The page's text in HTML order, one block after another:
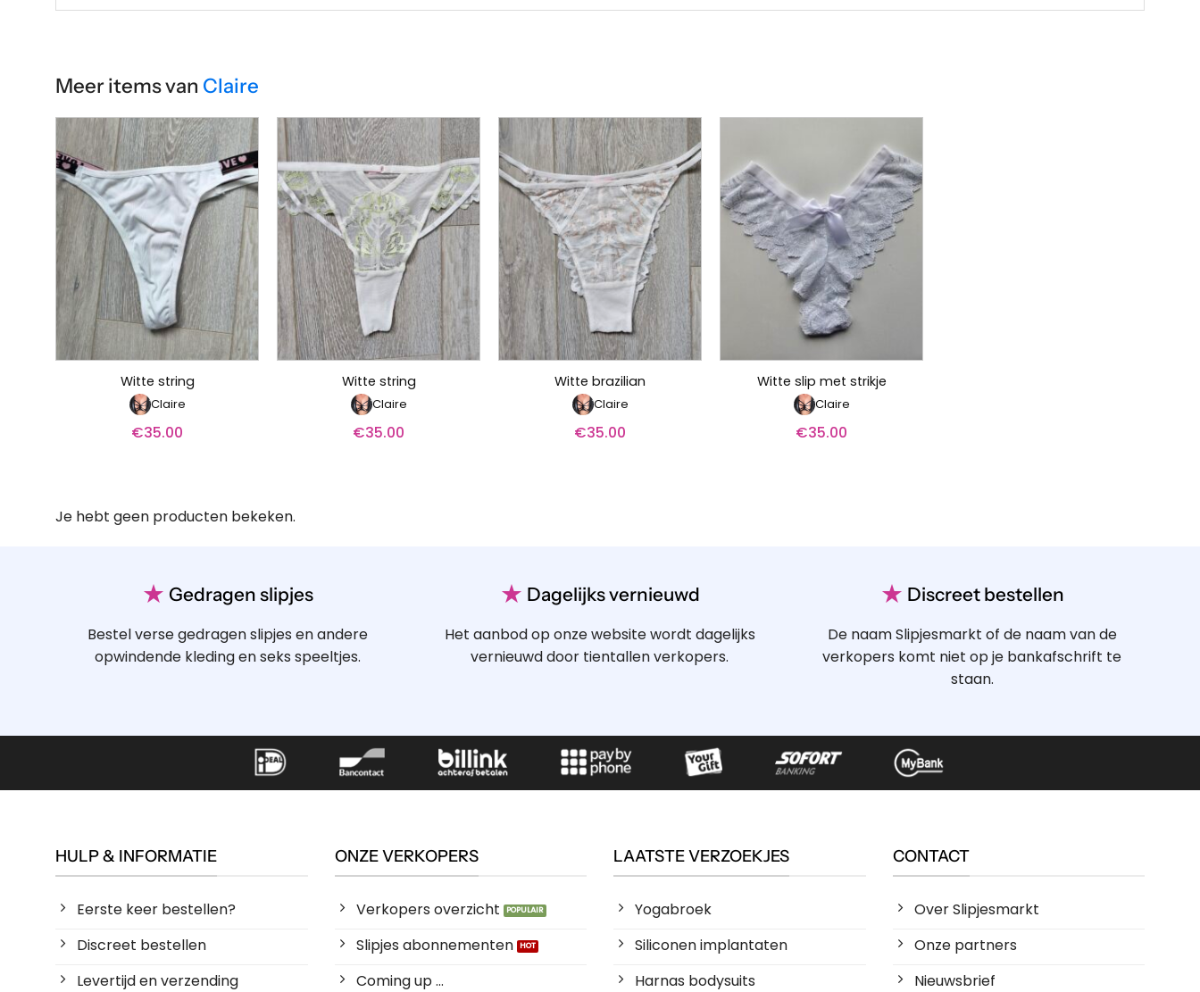
Meer items van Claire
Witte string
Claire
€35.00
Witte string
Claire
€35.00
Witte brazilian
Claire
€35.00
Witte slip met strikje
Claire
€35.00
Je hebt geen producten bekeken.
★ Gedragen slipjes
Bestel verse gedragen slipjes en andere
opwindende kleding en seks speeltjes.
★ Dagelijks vernieuwd
Het aanbod op onze website wordt dagelijks
vernieuwd door tientallen verkopers.
★ Discreet bestellen
De naam Slipjesmarkt of de naam van de
verkopers komt niet op je bankafschrift te
staan.
HULP & INFORMATIE
Eerste keer bestellen?
Discreet bestellen
Levertijd en verzending
ONZE VERKOPERS
Verkopers overzicht
Slipjes abonnementen
Coming up ...
LAATSTE VERZOEKJES
Yogabroek
Siliconen implantaten
Harnas bodysuits
CONTACT
Over Slipjesmarkt
Onze partners
Nieuwsbrief